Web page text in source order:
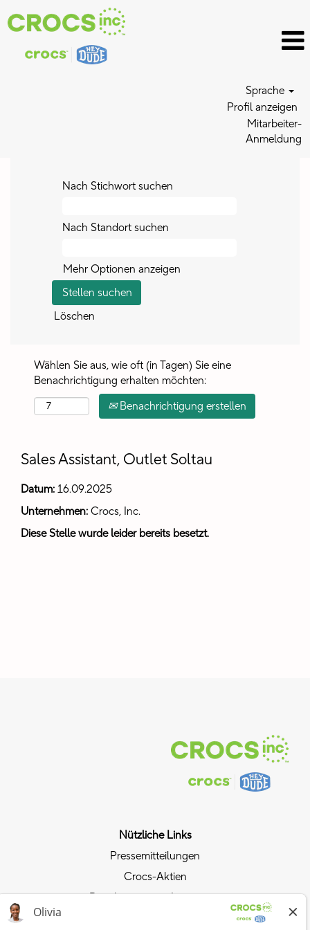
Sprache
Profil anzeigen
Mitarbeiter-
Anmeldung
Nach Stichwort suchen
Nach Standort suchen
Mehr Optionen anzeigen
Löschen
Wählen Sie aus, wie oft (in Tagen) Sie eine
Benachrichtigung erhalten möchten:
Benachrichtigung erstellen
Sales Assistant, Outlet Soltau
Datum: 16.09.2025
Unternehmen: Crocs, Inc.
Diese Stelle wurde leider bereits besetzt.
Nützliche Links
Pressemitteilungen
Crocs-Aktien
Beziehungen mit Investoren